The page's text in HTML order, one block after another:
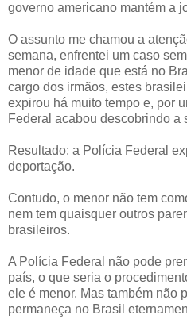
governo americano mantém a
O assunto me chamou a
semana, enfrentei um caso
menor de idade que está no
cargo dos irmãos, estes
expirou há muito tempo e, por
Federal acabou descobrindo a
Resultado: a Polícia Federal
deportação.
Contudo, o menor não tem
nem tem quaisquer outros
brasileiros.
A Polícia Federal não pode
país, o que seria o
ele é menor. Mas também não
permaneça no Brasil